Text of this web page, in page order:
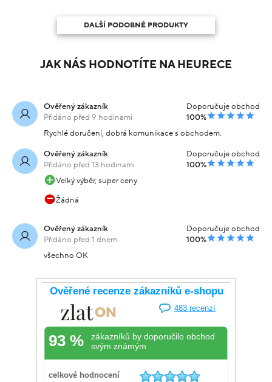
DALŠÍ PODOBNÉ PRODUKTY
JAK NÁS HODNOTÍTE NA HEURECE
Ověřený zákazník
Přidáno před 9 hodinami
Doporučuje obchod
100%
Rychlé doručení, dobrá komunikace s obchodem.
Ověřený zákazník
Přidáno před 13 hodinami
Doporučuje obchod
100%
Velký výběr, super ceny
Žádná
Ověřený zákazník
Přidáno před 1 dnem
Doporučuje obchod
100%
všechno OK